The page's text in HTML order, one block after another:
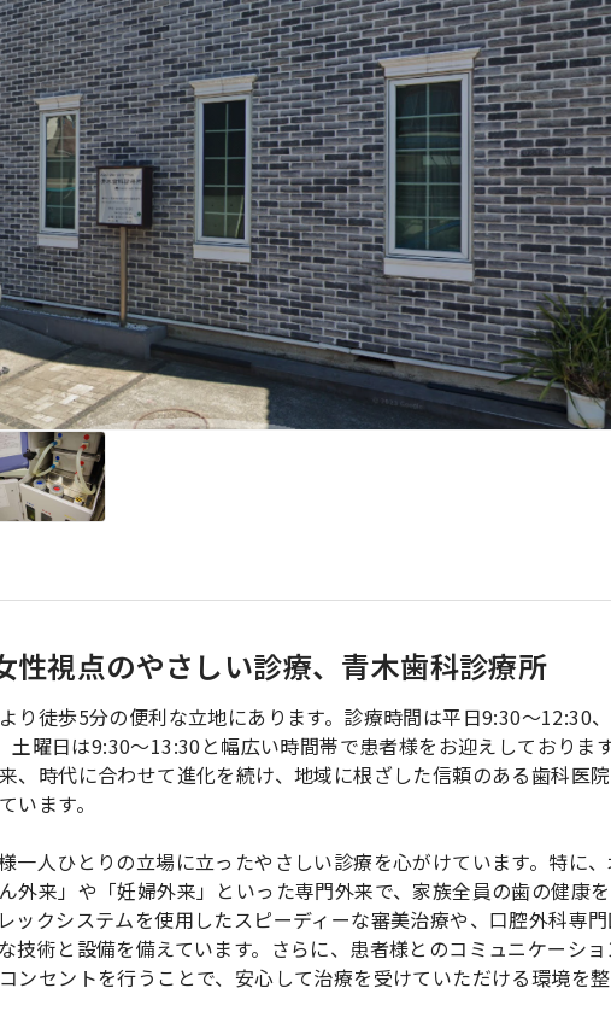
視点のやさしい診療、青木歯科診療所
り徒歩5分の便利な立地にあります。診療時間は平日9:30～12:30
曜日は9:30～13:30と幅広い時間帯で患者様をお迎えしておりま
、時代に合わせて進化を続け、地域に根ざした信頼のある歯科医
います。
一人ひとりの立場に立ったやさしい診療を心がけています。特に
外来」や「妊婦外来」といった専門外来で、家族全員の歯の健康
ックシステムを使用したスピーディーな審美治療や、口腔外科専
技術と設備を備えています。さらに、患者様とのコミュニケーシ
ンセントを行うことで、安心して治療を受けていただける環境を